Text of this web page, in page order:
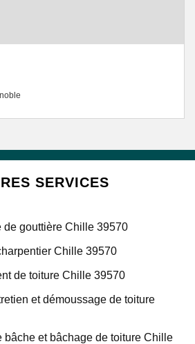
SERVICES
de gouttière Chille 39570
Chille 39570
de toiture Chille 39570
et démoussage de toiture
bâche et bâchage de toiture Chille